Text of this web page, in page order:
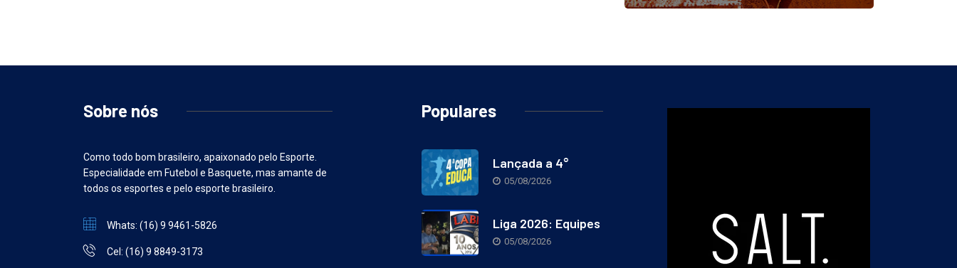
Sobre nós
Como todo bom brasileiro, apaixonado pelo Esporte.
Especialidade em Futebol e Basquete, mas amante de
todos os esportes e pelo esporte brasileiro.
Whats: (16) 9 9461-5826
Cel: (16) 9 8849-3173
Populares
Lançada a 4°
05/08/2026
Liga 2026: Equipes
05/08/2026